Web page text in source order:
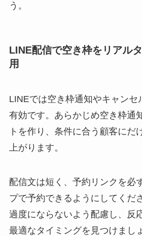
う。
LINE配信で空き枠をリアル
用
LINEでは空き枠通知やキャンセ
有効です。あらかじめ空き枠通
トを作り、条件に合う顧客にだ
上がります。
配信文は短く、予約リンクを必
プで予約できるようにしてくだ
過度にならないよう配慮し、反
最適なタイミングを見つけまし